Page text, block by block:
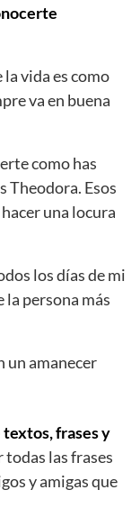
vida es como
va en buena
como has
Theodora. Esos
una locura
los días de mi
persona más
un amanecer
textos, frases y
todas las frases
y amigas que